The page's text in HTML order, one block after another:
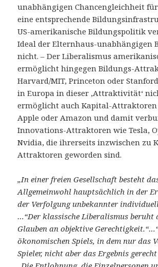
unabhängigen Chancengleichheit
eine entsprechende
US-amerikanische Bildungspolitik
Ideal der Elternhaus-unabhängigen
nicht. – Der Liberalismus
ermöglicht hingegen Bildungs-
Harvard/MIT, Princeton oder
in Europa in dieser ‚Attraktivität‘
ermöglicht auch Kapital-Attraktoren
Apple oder Amazon und damit
Innovations-Attraktoren wie Tesla,
Nvidia, die ihrerseits inzwischen zu
Attraktoren geworden sind.
„In einer freien Gesellschaft besteht
Allgemeinwohl hauptsächlich in der
der Verfolgung unbekannter
…“Der klassische Liberalismus beruht
Glauben an objektive
ökonomischen Spiels, in dem nur das
Spieler, nicht aber das Ergebnis